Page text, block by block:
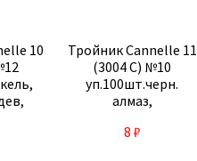
10
Тройник Cannelle 11
(3004 C) №10
уп.100шт.черн.
алмаз,
тонк.пров. 315-163
8 ₽